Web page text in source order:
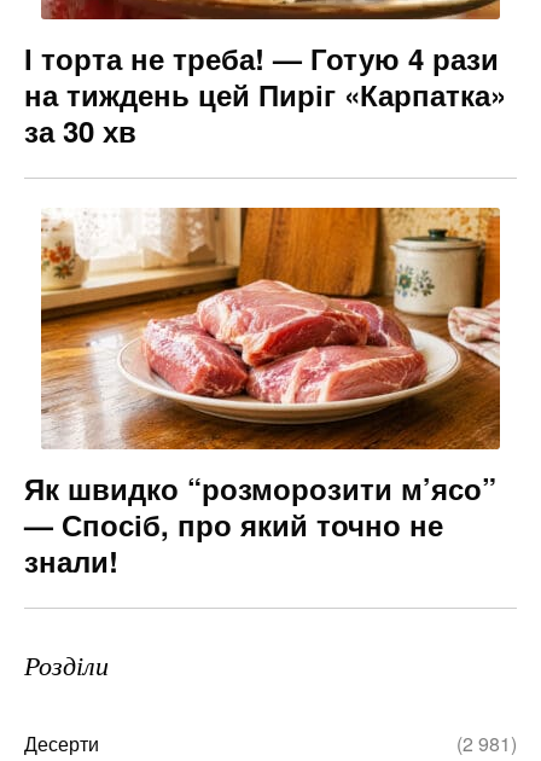
І торта не треба! — Готую 4 рази
на тиждень цей Пиріг «Карпатка»
за 30 хв
Як швидко “розморозити м’ясо”
— Спосіб, про який точно не
знали!
Розділи
Десерти (2 981)